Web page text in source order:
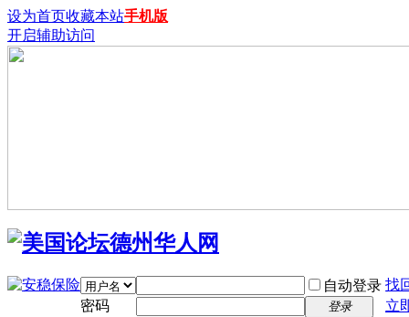
设为首页收藏本站手机版
开启辅助访问
自动登录 找
密码
登录
立